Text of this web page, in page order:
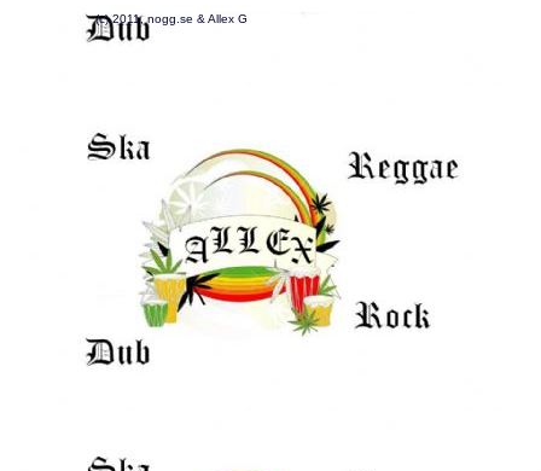
(c) 2011, nogg.se & Allex G